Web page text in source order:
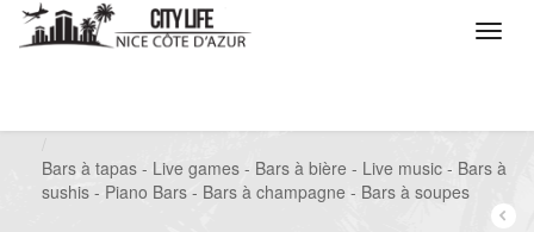
Bars à tapas - Live games - Bars à bière - Live music - Bars à
sushis - Piano Bars - Bars à champagne - Bars à soupes